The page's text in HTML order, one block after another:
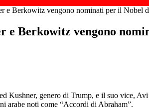
e Berkowitz vengono nominati per il Nobel
e Berkowitz vengono
Kushner, genero di Trump, e il suo vice,
arabe noti come “Accordi di Abraham”.